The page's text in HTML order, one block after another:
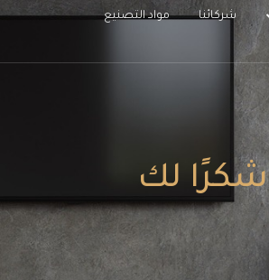
شركائنا مواد التصنيع
شكرًا لك